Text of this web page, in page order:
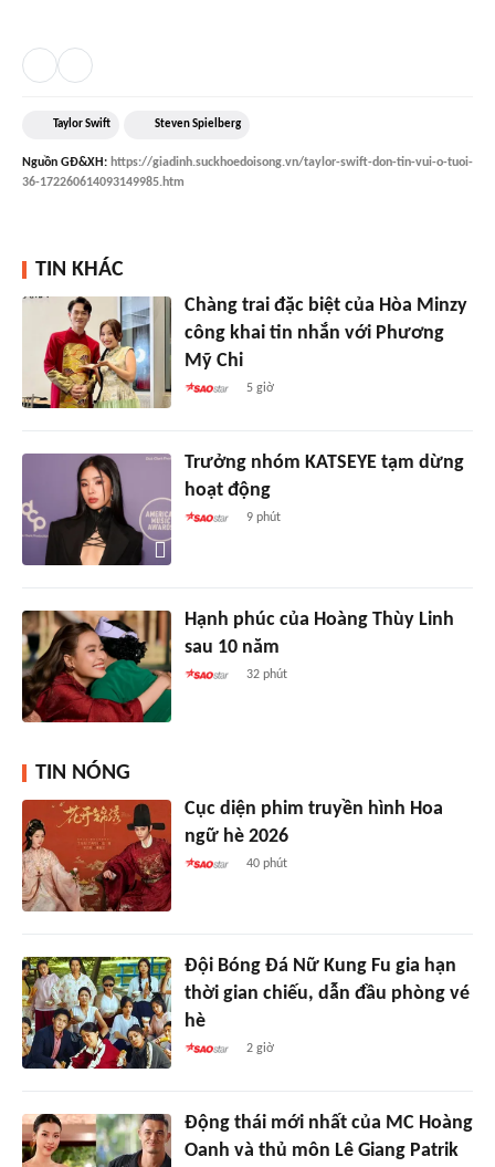
Taylor Swift Steven Spielberg
Nguồn GĐ&XH: https://giadinh.suckhoedoisong.vn/taylor-swift-don-tin-vui-o-tuoi-
36-172260614093149985.htm
TIN KHÁC
Chàng trai đặc biệt của Hòa Minzy
công khai tin nhắn với Phương
Mỹ Chi
5 giờ
Trưởng nhóm KATSEYE tạm dừng
hoạt động
9 phút
Hạnh phúc của Hoàng Thùy Linh
sau 10 năm
32 phút
TIN NÓNG
Cục diện phim truyền hình Hoa
ngữ hè 2026
40 phút
Đội Bóng Đá Nữ Kung Fu gia hạn
thời gian chiếu, dẫn đầu phòng vé
hè
2 giờ
Động thái mới nhất của MC Hoàng
Oanh và thủ môn Lê Giang Patrik